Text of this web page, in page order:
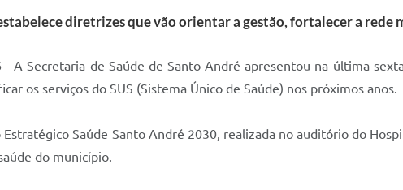
diretrizes que vão orientar a gestão, fortalecer a rede
A Secretaria de Saúde de Santo André apresentou na última
os serviços do SUS (Sistema Único de Saúde) nos próximos anos.
Saúde Santo André 2030, realizada no auditório do
do município.